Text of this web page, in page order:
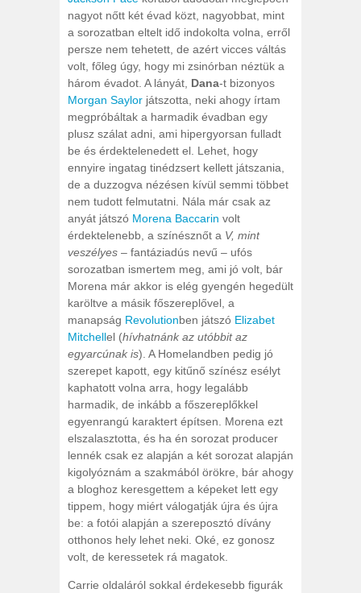
nagyot nőtt két évad közt, nagyobbat, mint
a sorozatban eltelt idő indokolta volna, erről
persze nem tehetett, de azért vicces váltás
volt, főleg úgy, hogy mi zsinórban néztük a
három évadot. A lányát, Dana-t bizonyos
Morgan Saylor játszotta, neki ahogy írtam
megpróbáltak a harmadik évadban egy
plusz szálat adni, ami hipergyorsan fulladt
be és érdektelenedett el. Lehet, hogy
ennyire ingatag tinédzsert kellett játszania,
de a duzzogva nézésen kívül semmi többet
nem tudott felmutatni. Nála már csak az
anyát játszó Morena Baccarin volt
érdektelenebb, a színésznőt a V, mint
veszélyes – fantáziadús nevű – ufós
sorozatban ismertem meg, ami jó volt, bár
Morena már akkor is elég gyengén hegedült
karöltve a másik főszereplővel, a
manapság Revolutionben játszó Elizabet
Mitchellel (hívhatnánk az utóbbit az
egyarcúnak is). A Homelandben pedig jó
szerepet kapott, egy kitűnő színész esélyt
kaphatott volna arra, hogy legalább
harmadik, de inkább a főszereplőkkel
egyenrangú karaktert építsen. Morena ezt
elszalasztotta, és ha én sorozat producer
lennék csak ez alapján a két sorozat alapján
kigolyóznám a szakmából örökre, bár ahogy
a bloghoz keresgettem a képeket lett egy
tippem, hogy miért válogatják újra és újra
be: a fotói alapján a szereposztó dívány
otthonos hely lehet neki. Oké, ez gonosz
volt, de keressetek rá magatok.
Carrie oldaláról sokkal érdekesebb figurák